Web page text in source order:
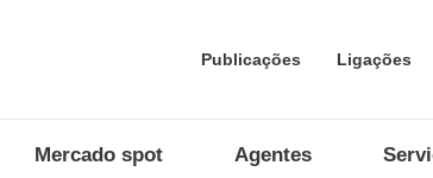
Publicações Ligações
Mercado spot Agentes